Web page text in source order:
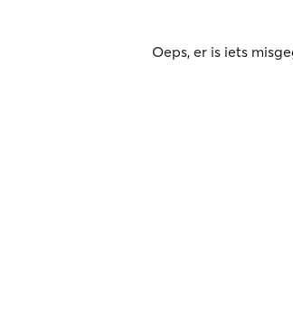
Oeps, er is iets